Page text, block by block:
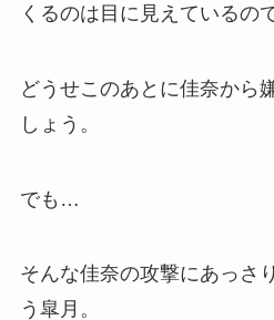
くるのは目に見えているの
どうせこのあとに佳奈から
しょう。
でも…
そんな佳奈の攻撃にあっさ
う皐月。